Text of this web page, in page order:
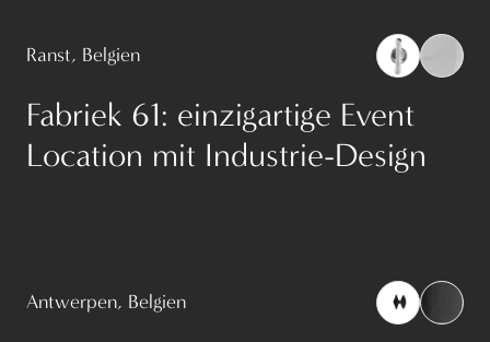
Ranst, Belgien
Fabriek 61: einzigartige Event
Location mit Industrie-Design
Antwerpen, Belgien